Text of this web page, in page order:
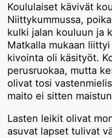
Koululaiset kävivät
Niittykummussa,
kulki jalan kouluun ja
Matkalla mukaan
kivointa oli käsityöt.
perusruokaa, mutta
olivat tosi
maito ei sitten
Lasten leikit olivat
asuvat lapset tulivat